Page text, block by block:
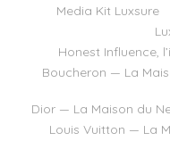
Media Kit Luxsure
Honest Influence,
Boucheron — La
Dior — La Maison du
Louis Vuitton — La